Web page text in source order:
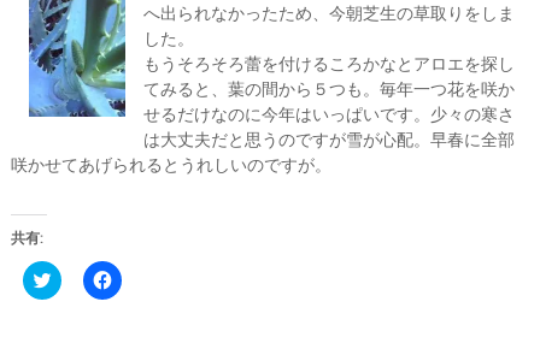
へ出られなかったため、今朝芝生の草取りをしま
した。
もうそろそろ蕾を付けるころかなとアロエを探し
てみると、葉の間から５つも。毎年一つ花を咲か
せるだけなのに今年はいっぱいです。少々の寒さ
は大丈夫だと思うのですが雪が心配。早春に全部
咲かせてあげられるとうれしいのですが。
共有:
ク
リ
F
a